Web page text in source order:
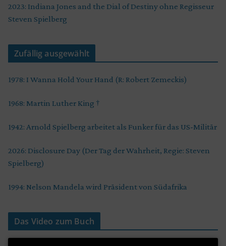
2023: Indiana Jones and the Dial of Destiny ohne Regisseur
Steven Spielberg
Zufällig ausgewählt
1978: I Wanna Hold Your Hand (R: Robert Zemeckis)
1968: Martin Luther King †
1942: Arnold Spielberg arbeitet als Funker für das US-Militär
2026: Disclosure Day (Der Tag der Wahrheit, Regie: Steven
Spielberg)
1994: Nelson Mandela wird Präsident von Südafrika
Das Video zum Buch